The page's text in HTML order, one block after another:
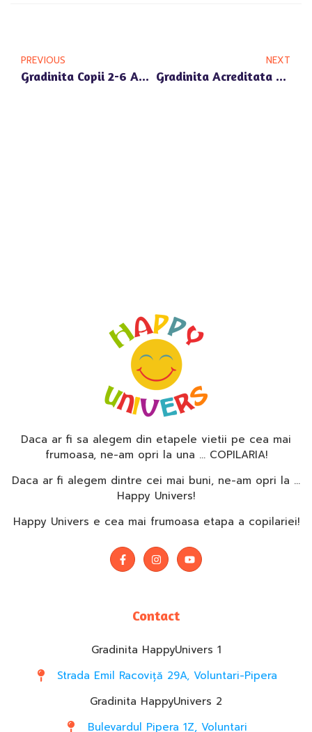
PREVIOUS
Gradinita Copii 2-6 Ani Voluntari – Cum Se Adapteaza Copiilor In Primele Luni
NEXT
Gradinita Acreditata Voluntari – Criterii Esentiale De Selectie Pentru Parinti
Daca ar fi sa alegem din etapele vietii pe cea mai
frumoasa, ne-am opri la una … COPILARIA!
Daca ar fi alegem dintre cei mai buni, ne-am opri la …
Happy Univers!
Happy Univers e cea mai frumoasa etapa a copilariei!
Contact
Gradinita HappyUnivers 1
Strada Emil Racoviță 29A, Voluntari-Pipera
Gradinita HappyUnivers 2
Bulevardul Pipera 1Z, Voluntari